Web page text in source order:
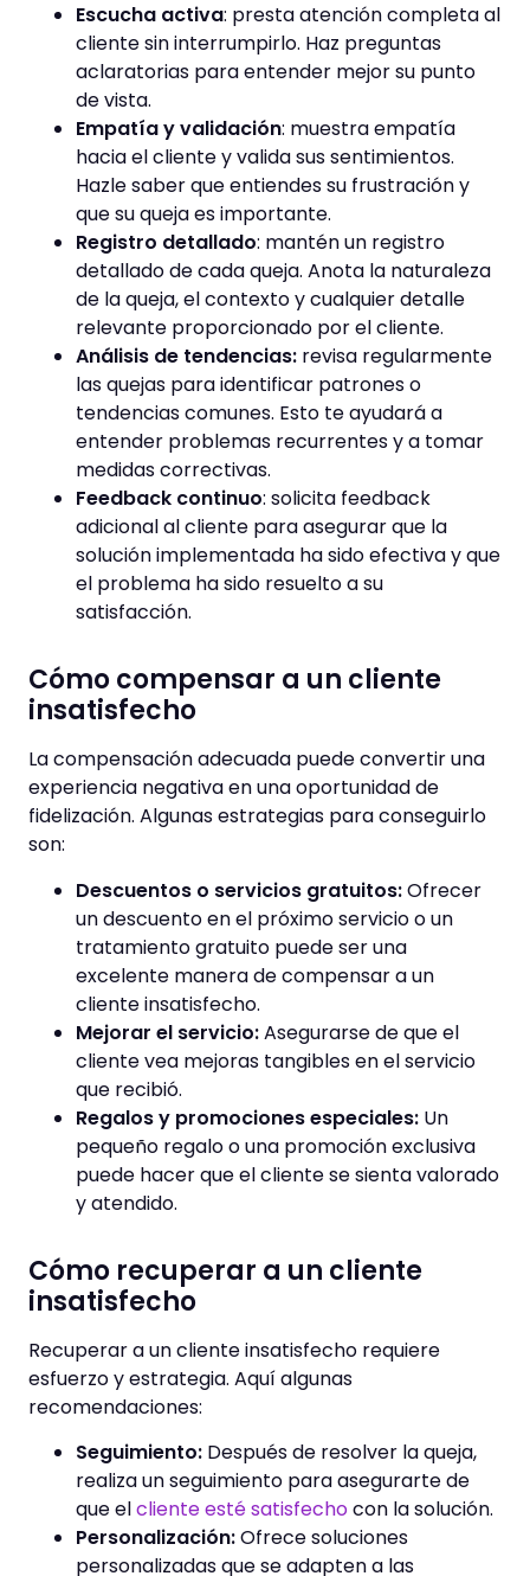
Escucha activa: presta atención completa al
cliente sin interrumpirlo. Haz preguntas
aclaratorias para entender mejor su punto
de vista.
Empatía y validación: muestra empatía
hacia el cliente y valida sus sentimientos.
Hazle saber que entiendes su frustración y
que su queja es importante.
Registro detallado: mantén un registro
detallado de cada queja. Anota la naturaleza
de la queja, el contexto y cualquier detalle
relevante proporcionado por el cliente.
Análisis de tendencias: revisa regularmente
las quejas para identificar patrones o
tendencias comunes. Esto te ayudará a
entender problemas recurrentes y a tomar
medidas correctivas.
Feedback continuo: solicita feedback
adicional al cliente para asegurar que la
solución implementada ha sido efectiva y que
el problema ha sido resuelto a su
satisfacción.
Cómo compensar a un cliente
insatisfecho
La compensación adecuada puede convertir una
experiencia negativa en una oportunidad de
fidelización. Algunas estrategias para conseguirlo
son:
Descuentos o servicios gratuitos:Ofrecer
un descuento en el próximo servicio o un
tratamiento gratuito puede ser una
excelente manera de compensar a un
cliente insatisfecho.
Mejorar el servicio:Asegurarse de que el
cliente vea mejoras tangibles en el servicio
que recibió.
Regalos y promociones especiales: Un
pequeño regalo o una promoción exclusiva
puede hacer que el cliente se sienta valorado
y atendido.
Cómo recuperar a un cliente
insatisfecho
Recuperar a un cliente insatisfecho requiere
esfuerzo y estrategia. Aquí algunas
recomendaciones:
Seguimiento: Después de resolver la queja,
realiza un seguimiento para asegurarte de
que elcliente esté satisfechocon la solución.
Personalización:Ofrece soluciones
personalizadas que se adapten a las